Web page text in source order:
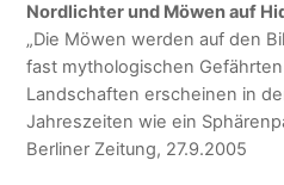
Nordlichter und Möwen auf
„Die Möwen werden auf den
fast mythologischen
Landschaften erscheinen in
Jahreszeiten wie ein
Berliner Zeitung, 27.9.2005